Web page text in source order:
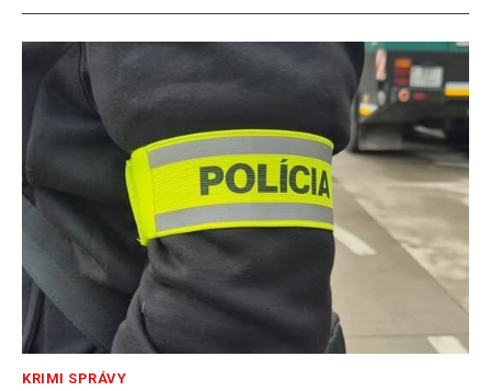
KRIMI SPRÁVY